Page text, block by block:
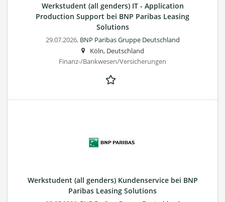
Werkstudent (all genders) IT - Application
Production Support bei BNP Paribas Leasing
Solutions
29.07.2026, BNP Paribas Gruppe Deutschland
Köln, Deutschland
Finanz-/Bankwesen/Versicherungen
Werkstudent (all genders) Kundenservice bei BNP
Paribas Leasing Solutions